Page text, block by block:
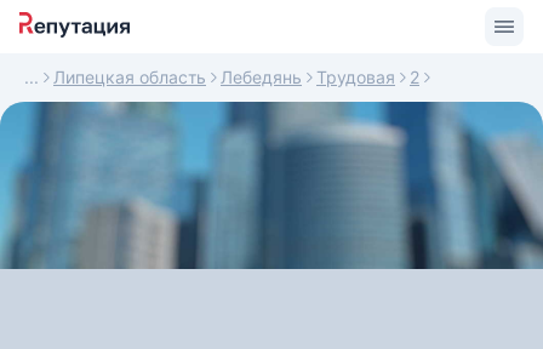
Липецкая область Лебедянь Трудовая 2